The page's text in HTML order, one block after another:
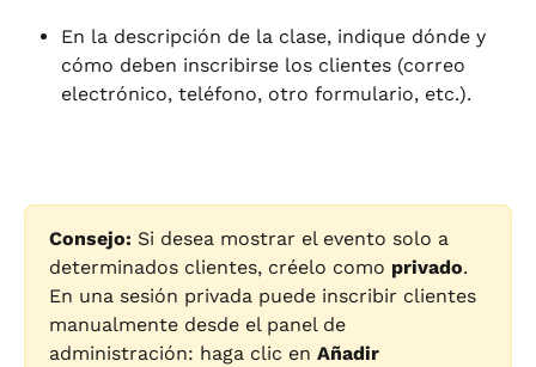
En la descripción de la clase, indique dónde y
cómo deben inscribirse los clientes (correo
electrónico, teléfono, otro formulario, etc.).
Consejo: Si desea mostrar el evento solo a
determinados clientes, créelo como privado.
En una sesión privada puede inscribir clientes
manualmente desde el panel de
administración: haga clic en Añadir